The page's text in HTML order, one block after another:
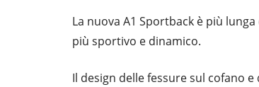
La nuova A1 Sportback è più
più sportivo e dinamico.
Il design delle fessure sul cofano